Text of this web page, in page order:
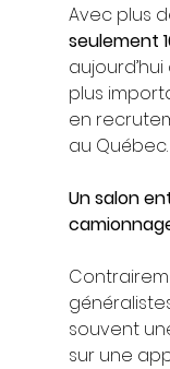
Avec plus
seulement
plus
en
au Québec.
Un salon
souvent
sur une